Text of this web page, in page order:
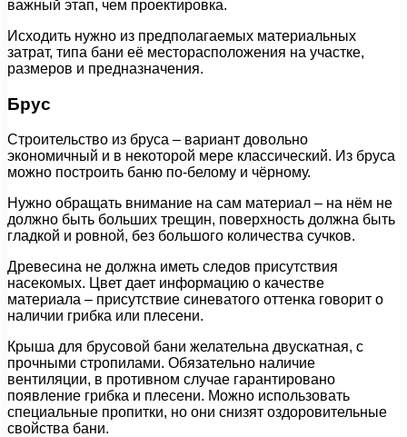
важный этап, чем проектировка.
Исходить нужно из предполагаемых материальных
затрат, типа бани её месторасположения на участке,
размеров и предназначения.
Брус
Строительство из бруса – вариант довольно
экономичный и в некоторой мере классический. Из бруса
можно построить баню по-белому и чёрному.
Нужно обращать внимание на сам материал – на нём не
должно быть больших трещин, поверхность должна быть
гладкой и ровной, без большого количества сучков.
Древесина не должна иметь следов присутствия
насекомых. Цвет дает информацию о качестве
материала – присутствие синеватого оттенка говорит о
наличии грибка или плесени.
Крыша для брусовой бани желательна двускатная, с
прочными стропилами. Обязательно наличие
вентиляции, в противном случае гарантировано
появление грибка и плесени. Можно использовать
специальные пропитки, но они снизят оздоровительные
свойства бани.